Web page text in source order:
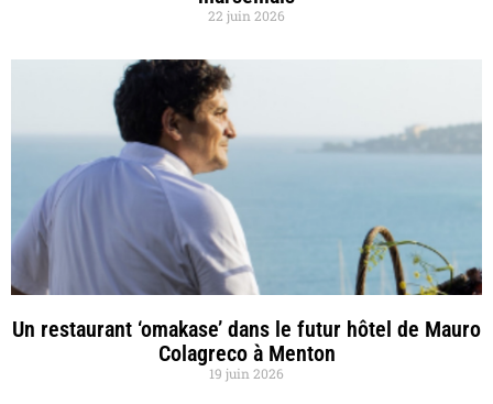
22 juin 2026
Un restaurant ‘omakase’ dans le futur hôtel de Mauro
Colagreco à Menton
19 juin 2026